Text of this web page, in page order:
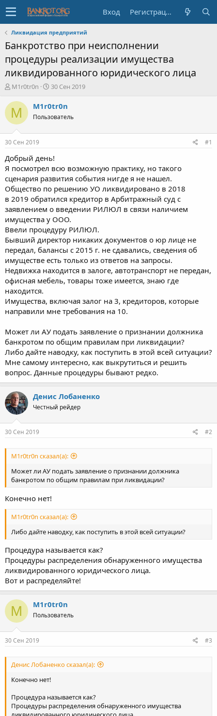
Вход Регистрация
Ликвидация предприятий
Банкротство при неисполнении
процедуры реализации имущества
ликвидированного юридического лица
А
т
о
р
е
м
ы
M1r0tr0n
Д
т
н
л
30 Сен 2019
M M1r0tr0n
Пользователь
30 Сен 2019 #1
Добрый день!
Я посмотрел всю возможную практику, но такого
сценария развития события нигде я не нашел.
Общество по решению УО ликвидировано в 2018
в 2019 обратился кредитор в Арбитражный суд с
заявлением о введении РИЛЮЛ в связи наличием
имущества у ООО.
Ввели процедуру РИЛЮЛ.
Бывший директор никаких документов о юр лице не
передал, балансы с 2015 г. не сдавались, сведения об
имуществе есть только из ответов на запросы.
Недвижка находится в залоге, автотранспорт не передан,
офисная мебель, товары тоже имеется, знаю где
находится.
Имущества, включая залог на 3, кредиторов, которые
направили мне требования на 10.
Может ли АУ подать заявление о признании должника
банкротом по общим правилам при ликвидации?
Либо дайте наводку, как поступить в этой всей ситуации?
Мне самому интересно, как выкрутиться и решить
вопрос. Данные процедуры бывают редко.
Денис Лобаненко
Честный рейдер
30 Сен 2019 #2
M1r0tr0n сказал(а):
Может ли АУ подать заявление о признании должника
банкротом по общим правилам при ликвидации?
Конечно нет!
M1r0tr0n сказал(а):
Либо дайте наводку, как поступить в этой всей ситуации?
Процедура называется как?
Процедуры распределения обнаруженного имущества
ликвидированного юридического лица.
Вот и распределяйте!
M M1r0tr0n
Пользователь
30 Сен 2019 #3
Денис Лобаненко сказал(а):
Конечно нет!
Процедура называется как?
Процедуры распределения обнаруженного имущества